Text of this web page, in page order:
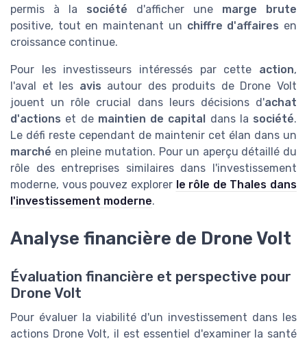
permis à la société d'afficher une marge brute
positive, tout en maintenant un chiffre d'affaires en
croissance continue.
Pour les investisseurs intéressés par cette action,
l'aval et les avis autour des produits de Drone Volt
jouent un rôle crucial dans leurs décisions d'achat
d'actions et de maintien de capital dans la société.
Le défi reste cependant de maintenir cet élan dans un
marché en pleine mutation. Pour un aperçu détaillé du
rôle des entreprises similaires dans l'investissement
moderne, vous pouvez explorer le rôle de Thales dans
l'investissement moderne.
Analyse financière de Drone Volt
Évaluation financière et perspective pour
Drone Volt
Pour évaluer la viabilité d'un investissement dans les
actions Drone Volt, il est essentiel d'examiner la santé